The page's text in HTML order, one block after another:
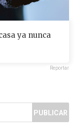
ya nunca
Reportar
PUBLICAR